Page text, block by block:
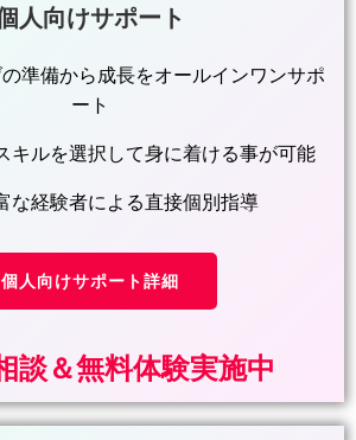
人向けサポート
準備から成長をオールインワンサポ
ート
キルを選択して身に着ける事が可能
な経験者による直接個別指導
個人向けサポート詳細
談＆無料体験実施中